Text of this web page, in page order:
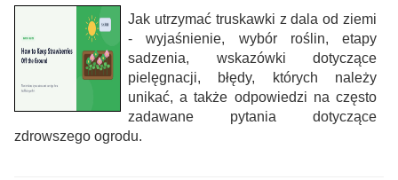
Jak utrzymać truskawki z dala od ziemi
- wyjaśnienie, wybór roślin, etapy
sadzenia, wskazówki dotyczące
pielęgnacji, błędy, których należy
unikać, a także odpowiedzi na często
zadawane pytania dotyczące
zdrowszego ogrodu.